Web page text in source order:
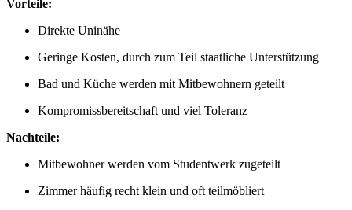
Vorteile:
Direkte Uninähe
Geringe Kosten, durch zum Teil staatliche Unterstützung
Bad und Küche werden mit Mitbewohnern geteilt
Kompromissbereitschaft und viel Toleranz
Nachteile:
Mitbewohner werden vom Studentwerk zugeteilt
Zimmer häufig recht klein und oft teilmöbliert